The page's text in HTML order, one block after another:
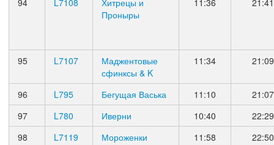
94 L7108
Хитрецы и
Проныры
11:36 21:41
95 L7107
Маджентовые
сфинксы & K
11:34 21:09
96 L795 Бегущая Васька 11:10
21:07
97
L780 Иверни 10:40
22:29
98
L7119 Мороженки 11:58 22:50